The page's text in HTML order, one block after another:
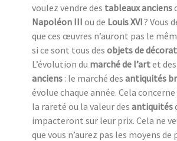
voulez vendre des tableaux anciens
Napoléon III ou de Louis XVI? Vous
que ces œuvres n’auront pas le
si ce sont tous des objets de
L’évolution du marché de l’artet des
anciens : le marché des antiquités
évolue chaque année. Cela
la rareté ou la valeur des antiquités
impacteront sur leur prix. Cela ne
que vous n’aurez pas les moyens